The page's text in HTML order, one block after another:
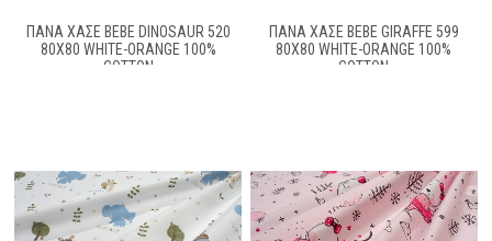
ΠΆΝΑ ΧΑΣΈ BEBE DINOSAUR 520
80X80 WHITE-ORANGE 100%
COTTON
ΠΆΝΑ ΧΑΣΈ BEBE GIRAFFE 599
80X80 WHITE-ORANGE 100%
COTTON